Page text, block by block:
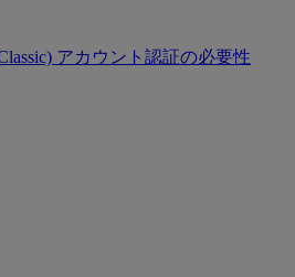
アカウント認証の必要性